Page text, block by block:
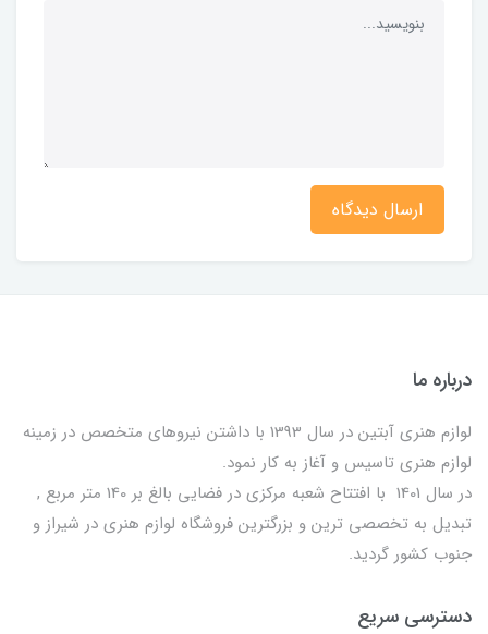
ارسال دیدگاه
درباره ما
لوازم هنری آبتین در سال 1393 با داشتن نیروهای متخصص در زمینه
لوازم هنری تاسیس و آغاز به کار نمود.
در سال 1401 با افتتاح شعبه مرکزی در فضایی بالغ بر 140 متر مربع ,
تبدیل به تخصصی ترین و بزرگترین فروشگاه لوازم هنری در شیراز و
جنوب کشور گردید.
دسترسی سریع